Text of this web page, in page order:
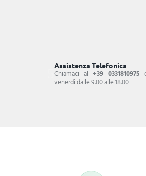
Assistenza Telefonica
Chiamaci al+39 0331810975
venerdi dalle 9.00 alle 18.00